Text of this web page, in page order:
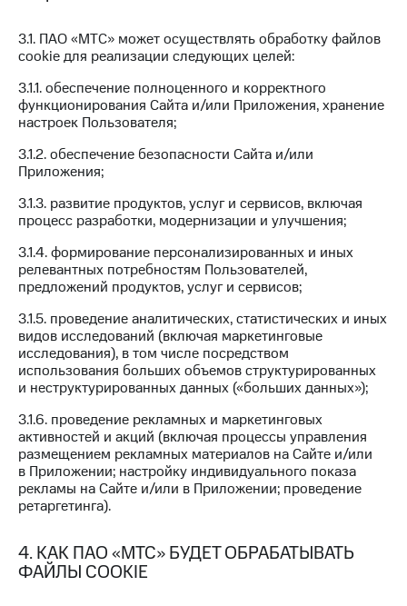
Покупка
полисов
онлайн
Скидка 30%
на связь
С картой
МТС
Деньги
МТС
Накопления
Откладывайте
деньги
и получайте
доход 15%
Платежи
и
переводы
Пополнить
номер
МТС
Настройки
автоплатежа
номер
другого
RED,
РИИЛ
дешевле
при оплате
с карты
Обзоры
Скидки
до 40%
на смартфоны
покупке
со связью
МТС
3.1. ПАО «МТС» может осуществлять обработку файлов
cookie для реализации следующих целей:
3.1.1. обеспечение полноценного и корректного
функционирования Сайта и/или Приложения, хранение
настроек Пользователя;
3.1.2. обеспечение безопасности Сайта и/или
Приложения;
3.1.3. развитие продуктов, услуг и сервисов, включая
процесс разработки, модернизации и улучшения;
3.1.4. формирование персонализированных и иных
релевантных потребностям Пользователей,
предложений продуктов, услуг и сервисов;
3.1.5. проведение аналитических, статистических и иных
видов исследований (включая маркетинговые
исследования), в том числе посредством
использования больших объемов структурированных
и неструктурированных данных («больших данных»);
3.1.6. проведение рекламных и маркетинговых
активностей и акций (включая процессы управления
размещением рекламных материалов на Сайте и/или
в Приложении; настройку индивидуального показа
рекламы на Сайте и/или в Приложении; проведение
ретаргетинга).
4. КАК ПАО «МТС» БУДЕТ ОБРАБАТЫВАТЬ
ФАЙЛЫ COOKIE